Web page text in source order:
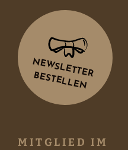
NEWSLETTER
BESTELLEN
MITGLIED IM